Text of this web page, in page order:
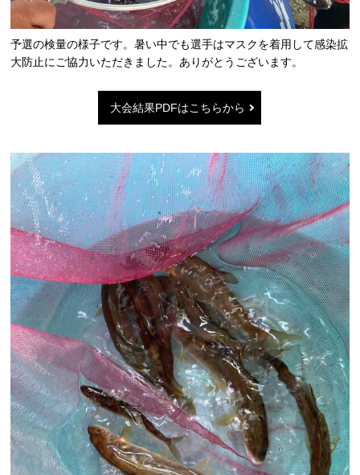
予選の検量の様子です。暑い中でも選手はマスクを着用して感染拡
大防止にご協力いただきました。ありがとうございます。
大会結果PDFはこちらから